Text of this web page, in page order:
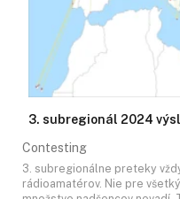
3. subregionál 2024
Contesting
3. subregionálne preteky
rádioamatérov. Nie pre